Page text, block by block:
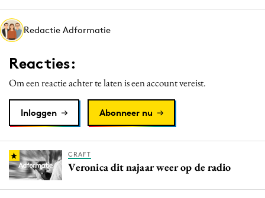
Martech
Media
Merkstrategie
PR
Programmatic
Reputatie & crisis
Redactie Adformatie
Reacties:
Om een reactie achter te laten is een account vereist.
Inloggen Abonneer nu
CRAFT
Veronica dit najaar weer op de radio